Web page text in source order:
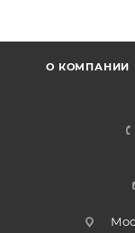
О КОМПАНИИ